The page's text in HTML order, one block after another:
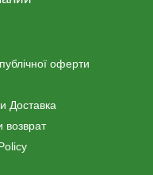
оферти
Доставка